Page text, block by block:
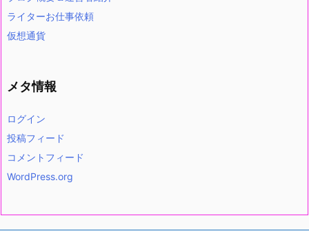
ライターお仕事依頼
仮想通貨
メタ情報
ログイン
投稿フィード
コメントフィード
WordPress.org